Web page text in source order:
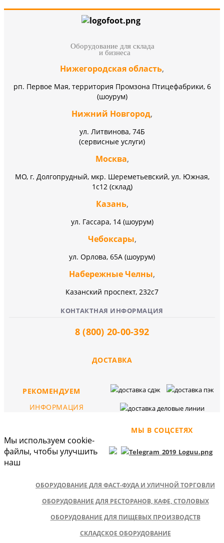
Оборудование для склада
и бизнеса
Нижегородская область,
рп. Первое Мая, территория Промзона Птицефабрики, 6
(шоурум)
Нижний Новгород,
ул. Литвинова, 74Б
(сервисные услуги)
Москва,
МО, г. Долгопрудный, мкр. Шереметьевский, ул. Южная,
1с12 (склад)
Казань,
ул. Гассара, 14 (шоурум)
Чебоксары,
ул. Орлова, 65А (шоурум)
Набережные Челны,
Казанский проспект, 232c7
КОНТАКТНАЯ ИНФОРМАЦИЯ
8 (800) 20-00-392
ДОСТАВКА
МЫ В СОЦСЕТЯХ
РЕКОМЕНДУЕМ
ОБОРУДОВАНИЕ ДЛЯ ФАСТ-ФУДА И УЛИЧНОЙ ТОРГОВЛИ
ОБОРУДОВАНИЕ ДЛЯ РЕСТОРАНОВ, КАФЕ, СТОЛОВЫХ
ОБОРУДОВАНИЕ ДЛЯ ПИЩЕВЫХ ПРОИЗВОДСТВ
СКЛАДСКОЕ ОБОРУДОВАНИЕ
ИНФОРМАЦИЯ
Мы используем cookie-
файлы, чтобы улучшить
наш